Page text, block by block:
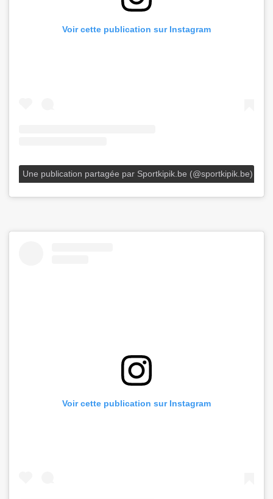
Voir cette publication sur Instagram
Une publication partagée par Sportkipik.be (@sportkipik.be)
Voir cette publication sur Instagram